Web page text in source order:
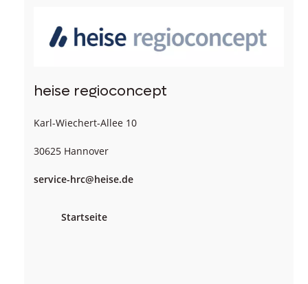
heise regioconcept
Karl-Wiechert-Allee 10
30625 Hannover
service-hrc@heise.de
Startseite